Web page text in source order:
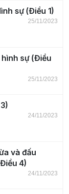
sự (Điều 1)
25/11/2023
sự (Điều
25/11/2023
24/11/2023
và đấu
4)
24/11/2023